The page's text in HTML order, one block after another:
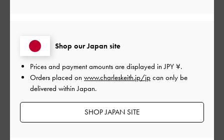
とてもよかった
もっと見る
このレビューは役に立ちましたか？
Shop our Japan site
Prices and payment amounts are displayed inJPY ¥.
Orders placed on www.charleskeith.jp/jp can only be
delivered within Japan.
SHOP JAPAN SITE